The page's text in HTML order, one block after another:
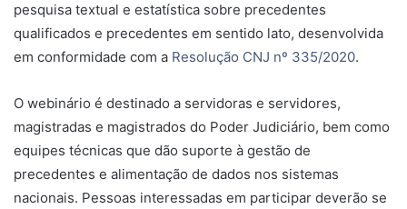
pesquisa textual e estatística sobre precedentes
qualificados e precedentes em sentido lato, desenvolvida
em conformidade com a Resolução CNJ nº 335/2020.
O webinário é destinado a servidoras e servidores,
magistradas e magistrados do Poder Judiciário, bem como
equipes técnicas que dão suporte à gestão de
precedentes e alimentação de dados nos sistemas
nacionais. Pessoas interessadas em participar deverão se